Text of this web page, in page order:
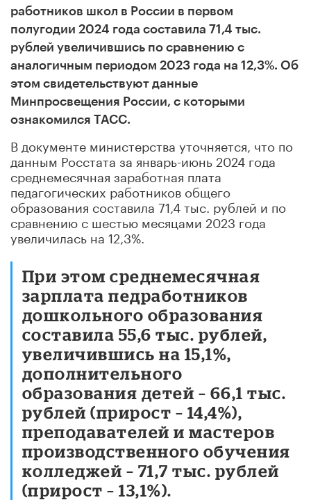
работников школ в России в первом
полугодии 2024 года составила 71,4 тыс.
рублей увеличившись по сравнению с
аналогичным периодом 2023 года на 12,3%. Об
этом свидетельствуют данные
Минпросвещения России, с которыми
ознакомился ТАСС.
В документе министерства уточняется, что по
данным Росстата за январь-июнь 2024 года
среднемесячная заработная плата
педагогических работников общего
образования составила 71,4 тыс. рублей и по
сравнению с шестью месяцами 2023 года
увеличилась на 12,3%.
При этом среднемесячная
зарплата педработников
дошкольного образования
составила 55,6 тыс. рублей,
увеличившись на 15,1%,
дополнительного
образования детей – 66,1 тыс.
рублей (прирост – 14,4%),
преподавателей и мастеров
производственного обучения
колледжей – 71,7 тыс. рублей
(прирост – 13,1%).